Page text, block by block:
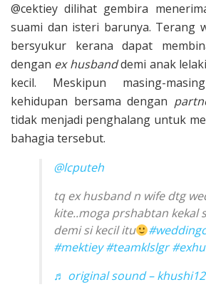
@cektiey dilihat gembira
suami dan isteri barunya. Terang
bersyukur kerana dapat
dengan ex husbanddemi anak
kecil. Meskipun masing-
kehidupan bersama dengan
tidak menjadi penghalang untuk
bahagia tersebut.
@lcputeh
tq ex husband n wife dtg
kite..moga prshabtan kekal
demi si kecil itu
#mektiey #teamklslgr
♬ original sound –